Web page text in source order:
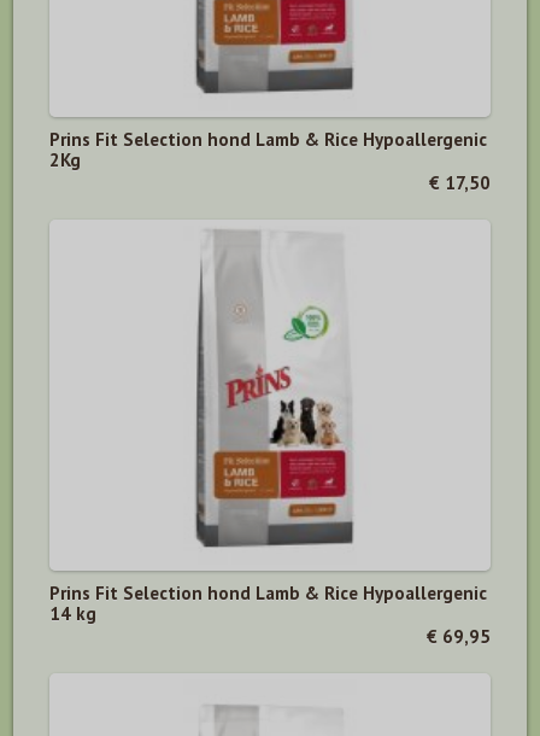
Prins Fit Selection hond Lamb & Rice Hypoallergenic
2Kg
€ 17,50
Prins Fit Selection hond Lamb & Rice Hypoallergenic
14 kg
€ 69,95